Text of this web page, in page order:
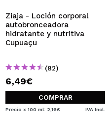
tus compras rápidamente,
pedidos y consultar tus
Ziaja - Loción corporal
autobronceadora
hidratante y nutritiva
Cupuaçu
(82)
6,49€
COMPRAR
Precio x 100 ml: 2,16€ IVA Incl.